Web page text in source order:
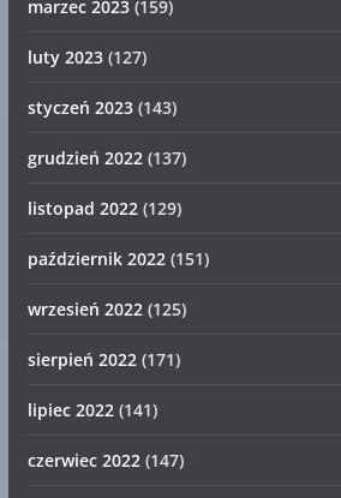
marzec 2023(159)
luty 2023(127)
styczeń 2023(143)
grudzień 2022(137)
listopad 2022(129)
październik 2022(151)
wrzesień 2022(125)
sierpień 2022(171)
lipiec 2022(141)
czerwiec 2022(147)